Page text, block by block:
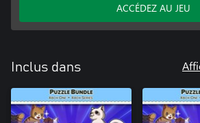
ACCÉDEZ AU JEU
Inclus dans